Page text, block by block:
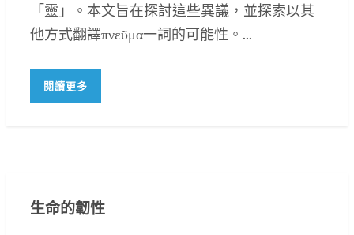
「靈」。本文旨在探討這些異議，並探索以其
他方式翻譯πνεῦμα一詞的可能性。...
閱讀更多
生命的韌性